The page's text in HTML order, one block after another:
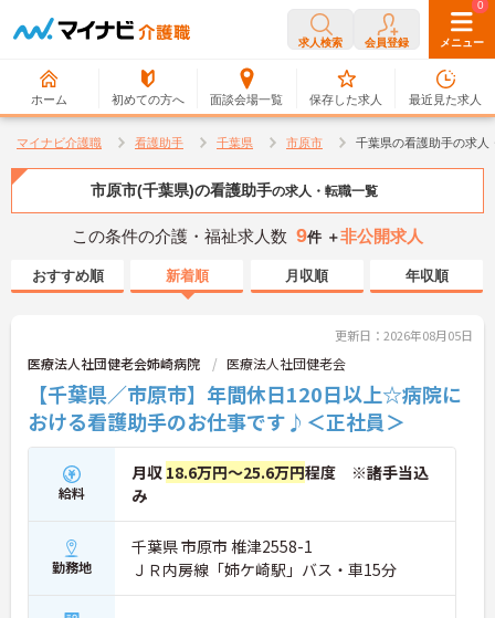
求人検索 会員登録 メニュー
ホーム 初めての方へ 面談会場一覧
0
保存した求人
0
最近見た求人
マイナビ介護職 看護助手 千葉県 市原市 千葉県の看護助手の求人
市原市(千葉県)の看護助手の求人・転職一覧
この条件の介護・福祉求人数 9件 ＋非公開求人
おすすめ順 新着順 月収順 年収順
更新日：2026年08月05日
医療法人社団健老会姉崎病院 医療法人社団健老会
【千葉県／市原市】年間休日120日以上☆病院に
おける看護助手のお仕事です♪＜正社員＞
給料
月収 18.6万円～25.6万円程度 ※諸手当込
み
勤務地
千葉県 市原市 椎津2558-1
ＪＲ内房線「姉ケ崎駅」バス・車15分